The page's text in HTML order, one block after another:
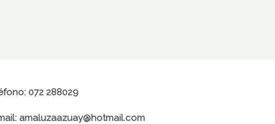
072 288029
amaluzaazuay@hotmail.com